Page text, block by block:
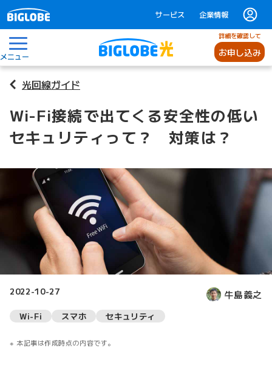
サービス 企業情報
メニュー
詳細を確認して
お申し込み
光回線ガイド
Wi-Fi接続で出てくる安全性の低い
セキュリティって？ 対策は？
2022-10-27 牛島義之
Wi-Fi スマホ セキュリティ
本記事は作成時点の内容です。